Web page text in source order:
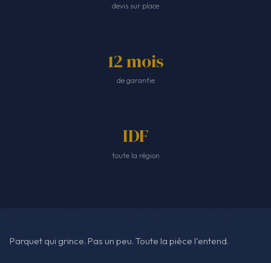
devis sur place
12 mois
de garantie
IDF
toute la région
Parquet qui grince. Pas un peu. Toute la pièce l'entend.